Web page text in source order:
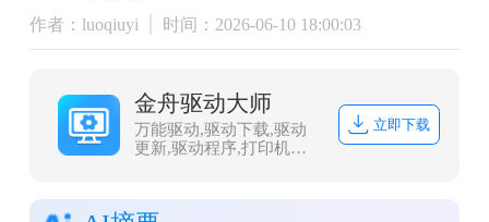
作者：luoqiuyi
时间：2026-06-10 18:00:03
金舟驱动大师
万能驱动,驱动下载,驱动
更新,驱动程序,打印机驱
立即下载